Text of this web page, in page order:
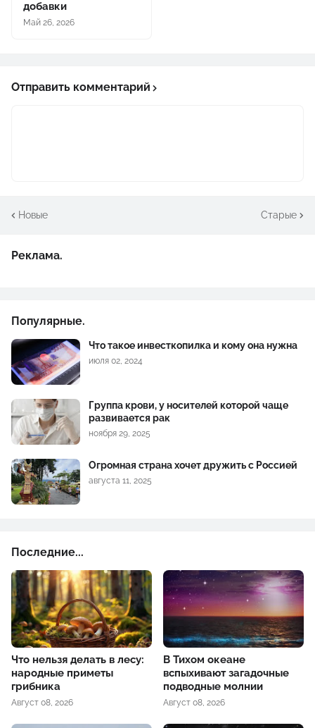
добавки
Май 26, 2026
Отправить комментарий
Новые Старые
Реклама.
Популярные.
Что такое инвесткопилка и кому она нужна
июля 02, 2024
Группа крови, у носителей которой чаще
развивается рак
ноября 29, 2025
Огромная страна хочет дружить с Россией
августа 11, 2025
Последние...
Что нельзя делать в лесу:
народные приметы
грибника
Август 08, 2026
В Тихом океане
вспыхивают загадочные
подводные молнии
Август 08, 2026